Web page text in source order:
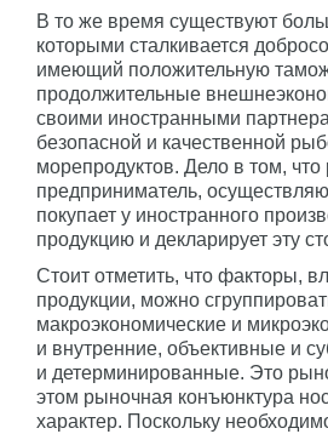
В то же время существуют
которыми сталкивается
имеющий положительную
продолжительные
своими иностранными
безопасной и качественной
морепродуктов. Дело в том, что
предприниматель,
покупает у иностранного
продукцию и декларирует эту
Стоит отметить, что факторы,
продукции, можно
макроэкономические и
и внутренние, объективные и
и детерминированные. Это
этом рыночная конъюнктура
характер. Поскольку